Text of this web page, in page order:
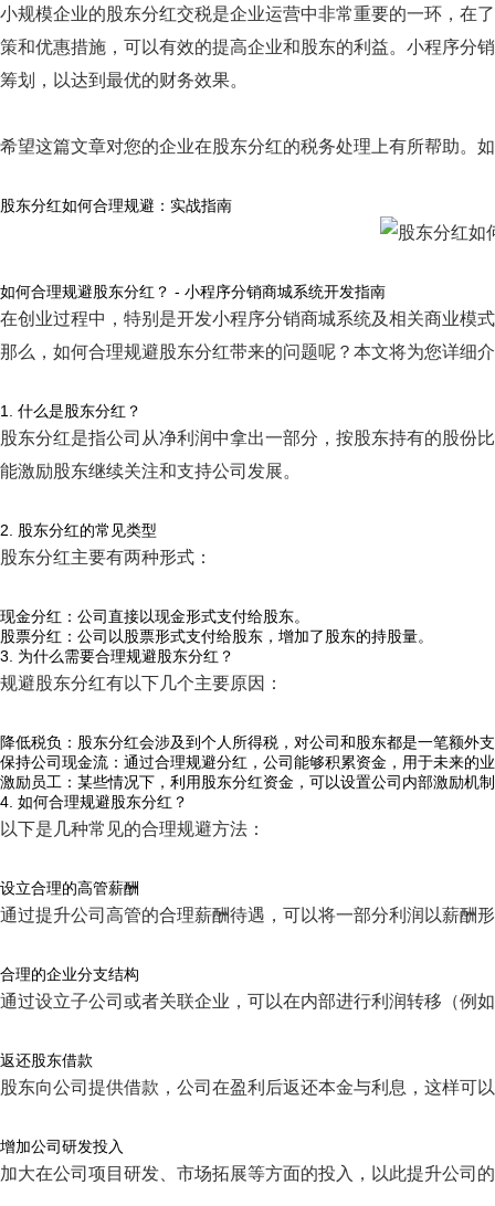
小规模企业的股东分红交税是企业运营中非常重要的一环，在
策和优惠措施，可以有效的提高企业和股东的利益。小程序分
筹划，以达到最优的财务效果。
希望这篇文章对您的企业在股东分红的税务处理上有所帮助。
股东分红如何合理规避：实战指南
如何合理规避股东分红？ - 小程序分销商城系统开发指南
在创业过程中，特别是开发小程序分销商城系统及相关商业模
那么，如何合理规避股东分红带来的问题呢？本文将为您详细
1. 什么是股东分红？
股东分红是指公司从净利润中拿出一部分，按股东持有的股份
能激励股东继续关注和支持公司发展。
2. 股东分红的常见类型
股东分红主要有两种形式：
现金分红：公司直接以现金形式支付给股东。
股票分红：公司以股票形式支付给股东，增加了股东的持股量。
3. 为什么需要合理规避股东分红？
规避股东分红有以下几个主要原因：
降低税负：股东分红会涉及到个人所得税，对公司和股东都是一笔额外
保持公司现金流：通过合理规避分红，公司能够积累资金，用于未来的
激励员工：某些情况下，利用股东分红资金，可以设置公司内部激励机
4. 如何合理规避股东分红？
以下是几种常见的合理规避方法：
设立合理的高管薪酬
通过提升公司高管的合理薪酬待遇，可以将一部分利润以薪酬
合理的企业分支结构
通过设立子公司或者关联企业，可以在内部进行利润转移（例
返还股东借款
股东向公司提供借款，公司在盈利后返还本金与利息，这样可
增加公司研发投入
加大在公司项目研发、市场拓展等方面的投入，以此提升公司